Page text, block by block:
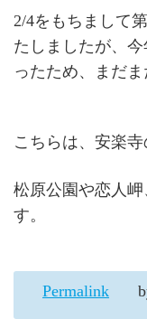
2/4をもちまして
たしましたが、
ったため、まだま
こちらは、安楽寺
松原公園や恋人
す。
Permalink